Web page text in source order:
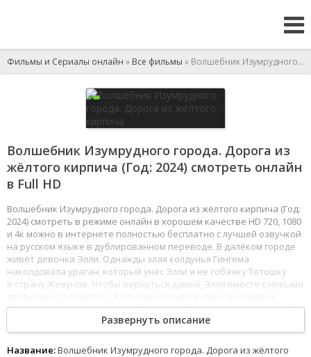
Фильмы и Сериалы онлайн » Все фильмы » Волшебник Изумрудного города. Дорога из жёлтого кирпича
Волшебник Изумрудного города. Дорога из
жёлтого кирпича (Год: 2024) смотреть онлайн
в Full HD
Волшебник Изумрудного города. Дорога из жёлтого кирпича (Год:
2024) смотреть в режиме онлайн в хорошем качестве HD 720, 1080
и 4к можно в интернете полностью бесплатно с лучшей озвучкой
на русском языке в дублированном переводе. В далёком городе
живёт девочка Элли. Однажды злая колдунья Гингема
наколдовала ураган, который унёс Элли и ее собачку Тотошку
в страну Жевунов. Чтобы вернуться домой, Элли вместе с новыми
Львом - отправится по желтой кирпичной дороге в Изумрудный
город на поиски Волшебника, который исполнит их заветные
желания.
1 234 5 6 78
Развернуть описание
Название:Волшебник Изумрудного города. Дорога из жёлтого